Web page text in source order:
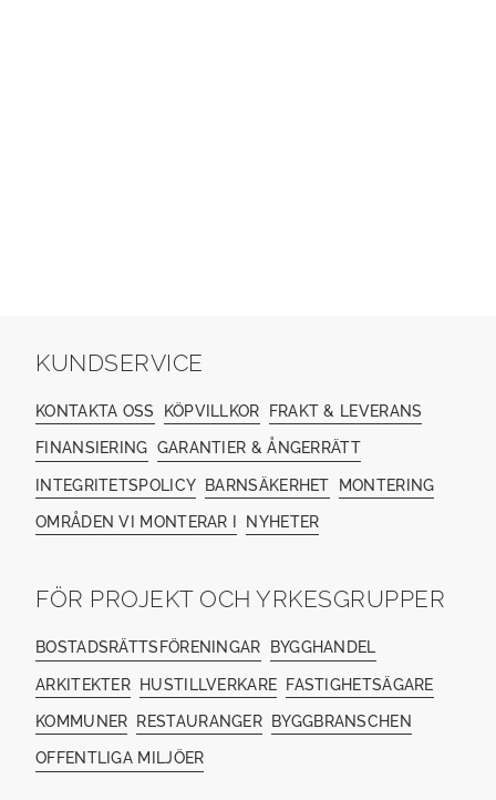
KUNDSERVICE
KONTAKTA OSS KÖPVILLKOR FRAKT & LEVERANS
FINANSIERING GARANTIER & ÅNGERRÄTT
INTEGRITETSPOLICY BARNSÄKERHET MONTERING
OMRÅDEN VI MONTERAR I NYHETER
FÖR PROJEKT OCH YRKESGRUPPER
BOSTADSRÄTTSFÖRENINGAR BYGGHANDEL
ARKITEKTER HUSTILLVERKARE FASTIGHETSÄGARE
KOMMUNER RESTAURANGER BYGGBRANSCHEN
OFFENTLIGA MILJÖER